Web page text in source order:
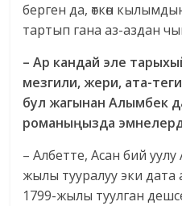
берген да, өткөн
тартып гана аз-аздан
– Ар кандай эле
мезгили, жери, ата-
бул жагынан Алымбек
романыңызда
– Албетте, Асан бий
жылы тууралуу эки
1799-жылы туулган